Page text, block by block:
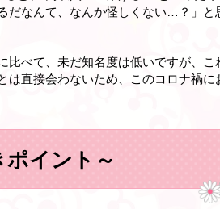
だなんて、なんか怪しくない…？」と
比べて、未だ知名度は低いですが、こ
は直接会わないため、このコロナ禍に
イント～